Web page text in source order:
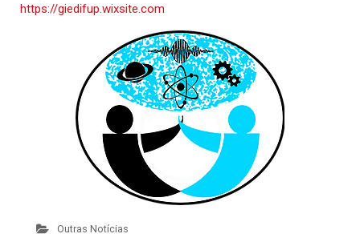
https://giedifup.wixsite.com
Outras Notícias